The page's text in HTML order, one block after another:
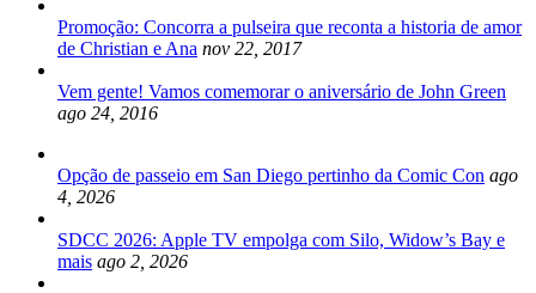
Promoção: Concorra a pulseira que reconta a historia de amor
de Christian e Ana nov 22, 2017
Vem gente! Vamos comemorar o aniversário de John Green
ago 24, 2016
Opção de passeio em San Diego pertinho da Comic Con ago
4, 2026
SDCC 2026: Apple TV empolga com Silo, Widow’s Bay e
mais ago 2, 2026